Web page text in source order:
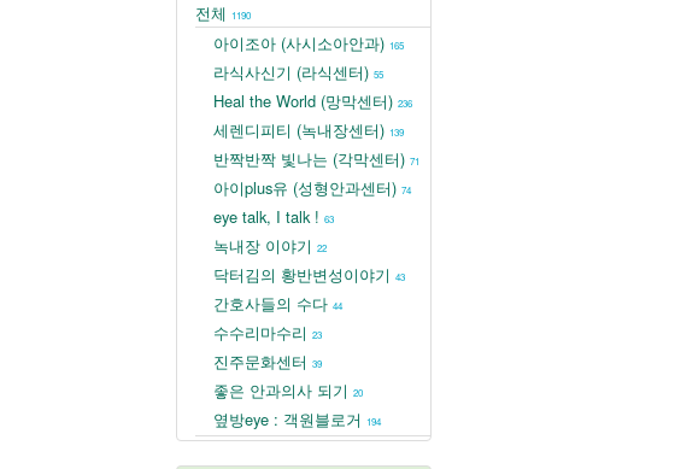
전체 1190
아이조아 (사시소아안과) 165
라식사신기 (라식센터) 55
Heal the World (망막센터) 236
세렌디피티 (녹내장센터) 139
반짝반짝 빛나는 (각막센터) 71
아이plus유 (성형안과센터) 74
eye talk, I talk ! 63
녹내장 이야기 22
닥터김의 황반변성이야기 43
간호사들의 수다 44
수수리마수리 23
진주문화센터 39
좋은 안과의사 되기 20
옆방eye : 객원블로거 194